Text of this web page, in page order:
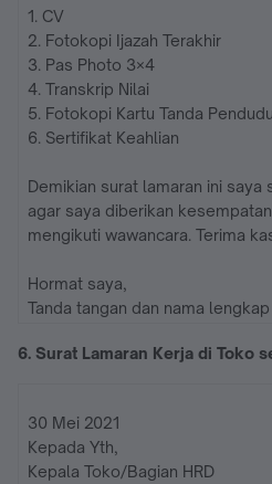
1. CV
2. Fotokopi Ijazah Terakhir
3. Pas Photo 3×4
4. Transkrip Nilai
5. Fotokopi Kartu Tanda
6. Sertifikat Keahlian
Demikian surat lamaran ini saya
agar saya diberikan
mengikuti wawancara. Terima
Hormat saya,
Tanda tangan dan nama lengkap
6. Surat Lamaran Kerja di Toko
30 Mei 2021
Kepada Yth,
Kepala Toko/Bagian HRD